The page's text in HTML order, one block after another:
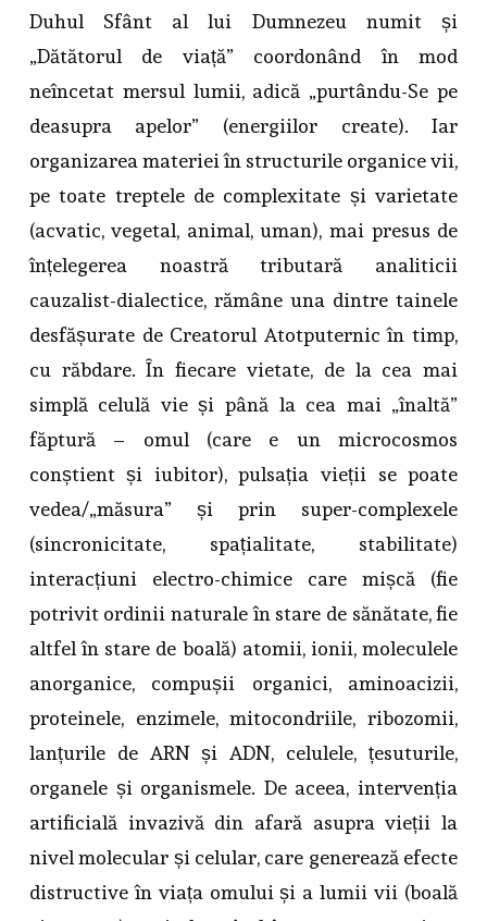
Duhul Sfânt al lui Dumnezeu numit și
„Dătătorul de viață” coordonând în mod
neîncetat mersul lumii, adică „purtându-Se pe
deasupra apelor” (energiilor create). Iar
organizarea materiei în structurile organice vii,
pe toate treptele de complexitate și varietate
(acvatic, vegetal, animal, uman), mai presus de
înțelegerea noastră tributară analiticii
cauzalist-dialectice, rămâne una dintre tainele
desfășurate de Creatorul Atotputernic în timp,
cu răbdare. În fiecare vietate, de la cea mai
simplă celulă vie și până la cea mai „înaltă”
făptură – omul (care e un microcosmos
conștient și iubitor), pulsația vieții se poate
vedea/„măsura” și prin super-complexele
(sincronicitate, spațialitate, stabilitate)
interacțiuni electro-chimice care mișcă (fie
potrivit ordinii naturale în stare de sănătate, fie
altfel în stare de boală) atomii, ionii, moleculele
anorganice, compușii organici, aminoacizii,
proteinele, enzimele, mitocondriile, ribozomii,
lanțurile de ARN și ADN, celulele, țesuturile,
organele și organismele. De aceea, intervenția
artificială invazivă din afară asupra vieții la
nivel molecular și celular, care generează efecte
distructive în viața omului și a lumii vii (boală